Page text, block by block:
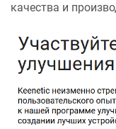
качества и